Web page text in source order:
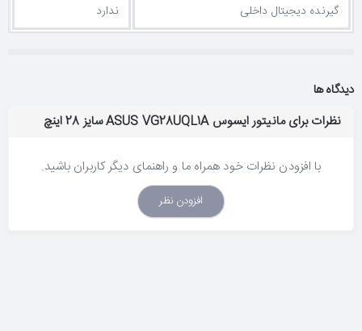
گیرنده دیجیتال داخلی
ندارد
دیدگاه ها
نظرات برای مانیتور ایسوس ASUS VG28UQL1A سایز 28 اینچ
با افزودن نظرات خود همراه ما و راهنمای دیگر کاربران باشید.
افزودن نظر